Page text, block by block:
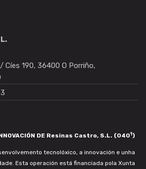
Cíes 190, 36400 O Porriño,
DE Resinas Castro, S.L. (0401)
tecnolóxico, a innovación e unha
Esta operación está financiada pola Xunta